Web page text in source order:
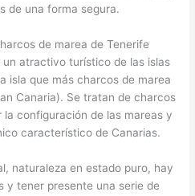
de una forma segura.
de marea de Tenerife
atractivo turístico de las islas
isla que más charcos de marea
Canaria). Se tratan de charcos
configuración de las mareas y
característico de Canarias.
naturaleza en estado puro, hay
y tener presente una serie de